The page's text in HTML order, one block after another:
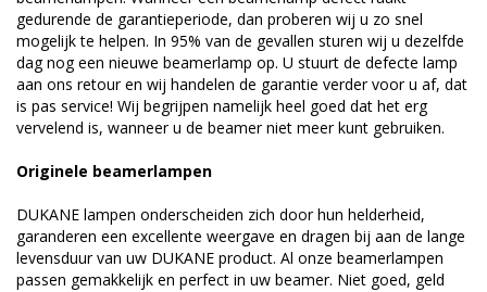
gedurende de garantieperiode, dan proberen wij u zo snel
mogelijk te helpen. In 95% van de gevallen sturen wij u dezelfde
dag nog een nieuwe beamerlamp op. U stuurt de defecte lamp
aan ons retour en wij handelen de garantie verder voor u af, dat
is pas service! Wij begrijpen namelijk heel goed dat het erg
vervelend is, wanneer u de beamer niet meer kunt gebruiken.
Originele beamerlampen
DUKANE lampen onderscheiden zich door hun helderheid,
garanderen een excellente weergave en dragen bij aan de lange
levensduur van uw DUKANE product. Al onze beamerlampen
passen gemakkelijk en perfect in uw beamer. Niet goed, geld